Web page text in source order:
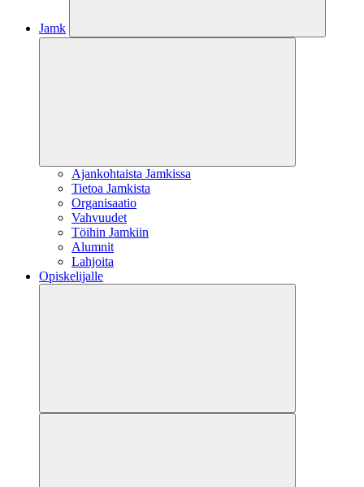
Jamk
Ajankohtaista Jamkissa
Tietoa Jamkista
Organisaatio
Vahvuudet
Töihin Jamkiin
Alumnit
Lahjoita
Opiskelijalle